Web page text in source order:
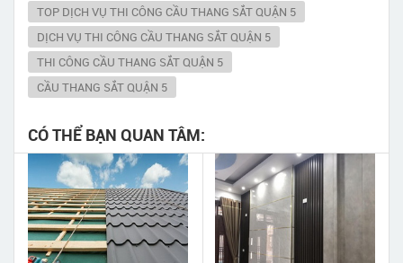
TOP DỊCH VỤ THI CÔNG CẦU THANG SẮT QUẬN 5
DỊCH VỤ THI CÔNG CẦU THANG SẮT QUẬN 5
THI CÔNG CẦU THANG SẮT QUẬN 5
CẦU THANG SẮT QUẬN 5
CÓ THỂ BẠN QUAN TÂM: